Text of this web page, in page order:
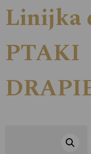
Linijka
PTAKI